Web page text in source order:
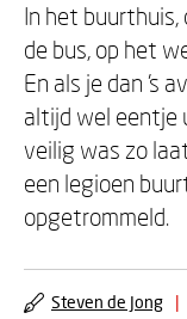
In het buurthuis,
de bus, op het
En als je dan 's
altijd wel eentje
veilig was zo
een legioen
opgetrommeld.
Steven de Jong |